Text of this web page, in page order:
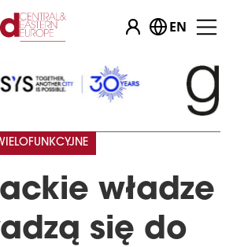
EN
władze
się do